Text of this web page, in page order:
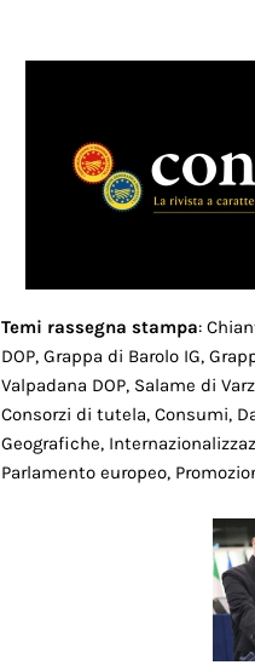
Temi rassegna stampa:
DOP, Grappa di Barolo IG,
Valpadana DOP, Salame di
Consorzi di tutela, Consumi,
Geografiche,
Parlamento europeo,